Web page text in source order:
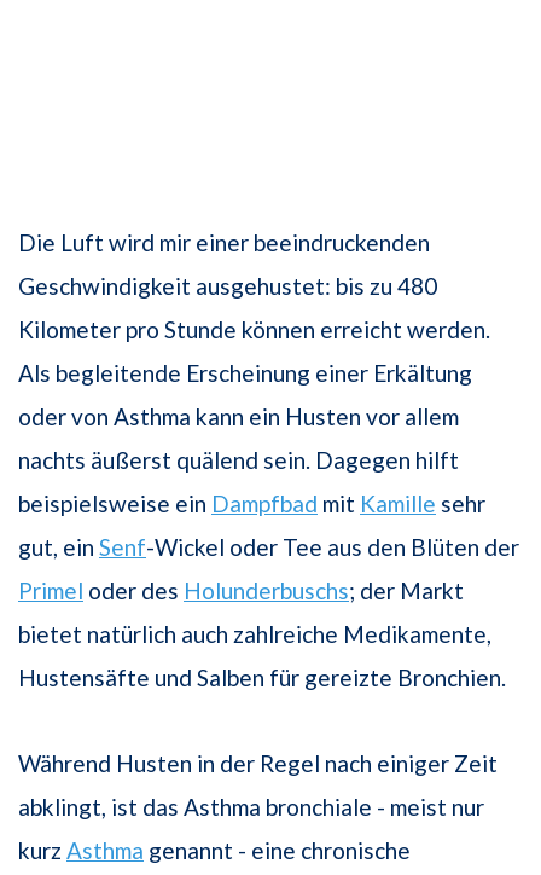
Die Luft wird mir einer beeindruckenden
Geschwindigkeit ausgehustet: bis zu 480
Kilometer pro Stunde können erreicht werden.
Als begleitende Erscheinung einer Erkältung
oder von Asthma kann ein Husten vor allem
nachts äußerst quälend sein. Dagegen hilft
beispielsweise ein Dampfbad mit Kamille sehr
gut, ein Senf-Wickel oder Tee aus den Blüten der
Primel oder des Holunderbuschs; der Markt
bietet natürlich auch zahlreiche Medikamente,
Hustensäfte und Salben für gereizte Bronchien.
Während Husten in der Regel nach einiger Zeit
abklingt, ist das Asthma bronchiale - meist nur
kurz Asthma genannt - eine chronische